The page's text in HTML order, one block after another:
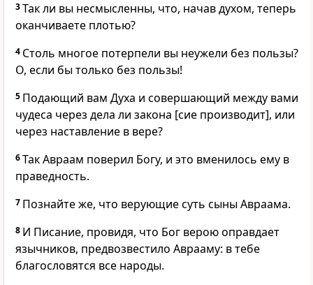
3Так ли вы несмысленны, что, начав духом, теперь
оканчиваете плотью?
4 Столь многое потерпели вы неужели без пользы?
О, если бы только без пользы!
5 Подающий вам Духа и совершающий между вами
чудеса через дела ли закона [сие производит], или
через наставление в вере?
6Так Авраам поверил Богу, и это вменилось ему в
праведность.
7 Познайте же, что верующие суть сыны Авраама.
8 И Писание, провидя, что Бог верою оправдает
язычников, предвозвестило Аврааму: в тебе
благословятся все народы.